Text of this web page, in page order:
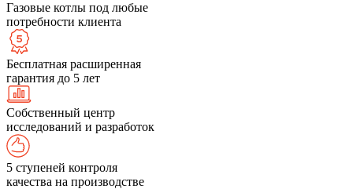
Газовые котлы под любые
потребности клиента
Бесплатная расширенная
гарантия до 5 лет
Собственный центр
исследований и разработок
5 ступеней контроля
качества на производстве